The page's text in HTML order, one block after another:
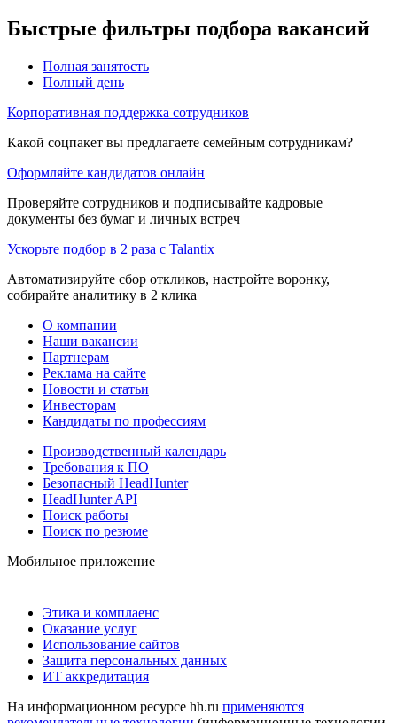
Быстрые фильтры подбора вакансий
Полная занятость
Полный день
Корпоративная поддержка сотрудников
Какой соцпакет вы предлагаете семейным сотрудникам?
Оформляйте кандидатов онлайн
Проверяйте сотрудников и подписывайте кадровые
документы без бумаг и личных встреч
Ускорьте подбор в 2 раза с Talantix
Автоматизируйте сбор откликов, настройте воронку,
собирайте аналитику в 2 клика
О компании
Наши вакансии
Партнерам
Реклама на сайте
Новости и статьи
Инвесторам
Кандидаты по профессиям
Производственный календарь
Требования к ПО
Безопасный HeadHunter
HeadHunter API
Поиск работы
Поиск по резюме
Мобильное приложение
Этика и комплаенс
Оказание услуг
Использование сайтов
Защита персональных данных
ИТ аккредитация
На информационном ресурсе hh.ru применяются